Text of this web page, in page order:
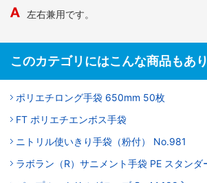
左右兼用です。
このカテゴリにはこんな商品もあ
ポリエチロング手袋 650mm 50枚
FT ポリエチエンボス手袋
ニトリル使いきり手袋（粉付） No.981
ラボラン（R）サニメント手袋 PE スタン